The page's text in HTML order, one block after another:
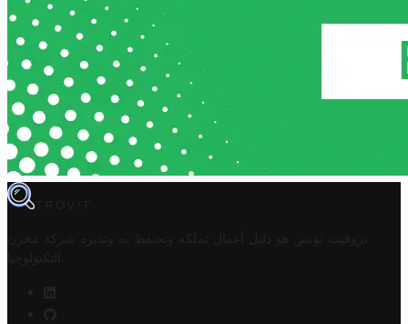
TROVIT
تروفيت تونس هو دليل أعمال تملكه وتحتفظ به وتديره
شركة مخزن
التكنولوجيا